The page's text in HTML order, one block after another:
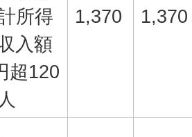
所得
入額
超120
1,370 1,370